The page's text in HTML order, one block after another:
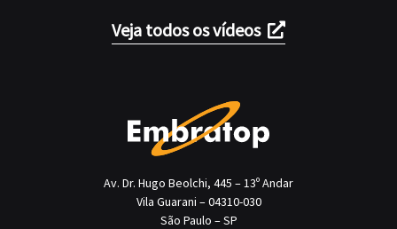
Veja todos os vídeos
Av. Dr. Hugo Beolchi, 445 – 13º Andar
Vila Guarani – 04310-030
São Paulo – SP